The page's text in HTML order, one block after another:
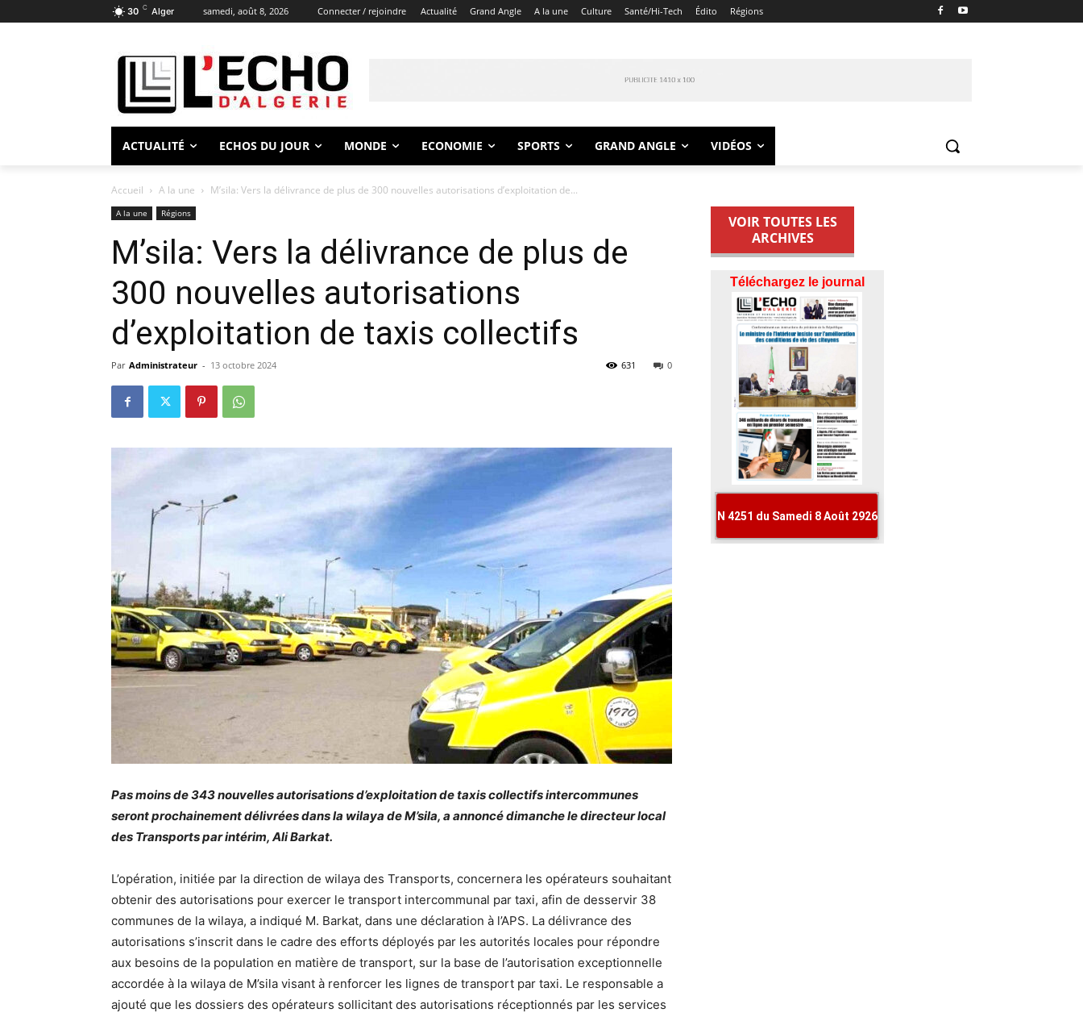
30 C Alger samedi, août 8, 2026 Connecter / rejoindre Actualité Grand Angle A la une Culture Santé/Hi-Tech Édito Régions
ACTUALITÉ ECHOS DU JOUR MONDE ECONOMIE SPORTS GRAND ANGLE VIDÉOS
Accueil A la une M’sila: Vers la délivrance de plus de 300 nouvelles autorisations d’exploitation de...
A la une Régions
M’sila: Vers la délivrance de plus de
300 nouvelles autorisations
d’exploitation de taxis collectifs
Par Administrateur - 13 octobre 2024 0
631
Pas moins de 343 nouvelles autorisations d’exploitation de taxis collectifs intercommunes
seront prochainement délivrées dans la wilaya de M’sila, a annoncé dimanche le directeur local
des Transports par intérim, Ali Barkat.
L’opération, initiée par la direction de wilaya des Transports, concernera les opérateurs souhaitant
obtenir des autorisations pour exercer le transport intercommunal par taxi, afin de desservir 38
communes de la wilaya, a indiqué M. Barkat, dans une déclaration à l’APS. La délivrance des
autorisations s’inscrit dans le cadre des efforts déployés par les autorités locales pour répondre
aux besoins de la population en matière de transport, sur la base de l’autorisation exceptionnelle
accordée à la wilaya de M’sila visant à renforcer les lignes de transport par taxi. Le responsable a
ajouté que les dossiers des opérateurs sollicitant des autorisations réceptionnés par les services
VOIR TOUTES LES
ARCHIVES